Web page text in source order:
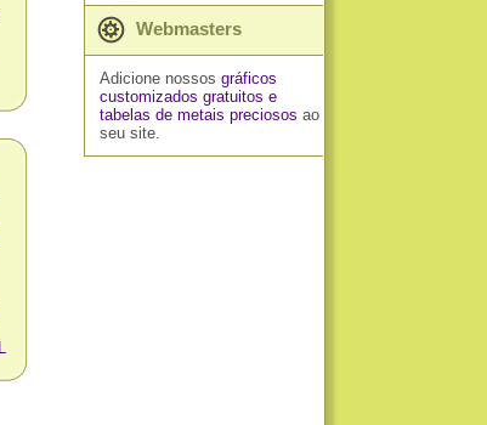
Webmasters
Adicione nossos gráficos
customizados gratuitos e
tabelas de metais preciosos ao
seu site.